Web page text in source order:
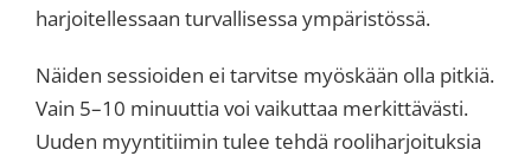
harjoitellessaan turvallisessa ympäristössä.
Näiden sessioiden ei tarvitse myöskään olla pitkiä.
Vain 5–10 minuuttia voi vaikuttaa merkittävästi.
Uuden myyntitiimin tulee tehdä rooliharjoituksia